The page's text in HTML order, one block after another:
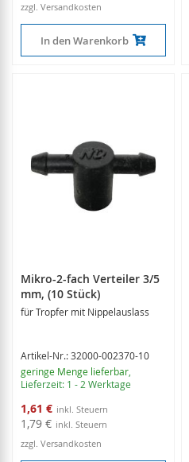
zzgl. Versandkosten
In den Warenkorb
Mikro-2-fach Verteiler 3/5
mm, (10 Stück)
für Tropfer mit Nippelauslass
Artikel-Nr.: 32000-002370-10
geringe Menge lieferbar
Lieferzeit: 1 - 2 Werktage
Sonderangebot
1,61 €
1,79 €
zzgl. Versandkosten